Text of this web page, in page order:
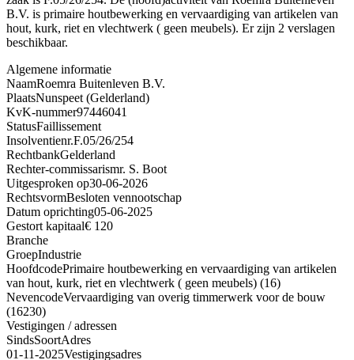
B.V. is primaire houtbewerking en vervaardiging van artikelen van
hout, kurk, riet en vlechtwerk ( geen meubels). Er zijn 2 verslagen
beschikbaar.
Algemene informatie
NaamRoemra Buitenleven B.V.
PlaatsNunspeet (Gelderland)
KvK-nummer97446041
StatusFaillissement
Insolventienr.F.05/26/254
RechtbankGelderland
Rechter-commissarismr. S. Boot
Uitgesproken op30-06-2026
RechtsvormBesloten vennootschap
Datum oprichting05-06-2025
Gestort kapitaal€ 120
Branche
GroepIndustrie
HoofdcodePrimaire houtbewerking en vervaardiging van artikelen
van hout, kurk, riet en vlechtwerk ( geen meubels) (16)
NevencodeVervaardiging van overig timmerwerk voor de bouw
(16230)
Vestigingen / adressen
SindsSoortAdres
01-11-2025Vestigingsadres